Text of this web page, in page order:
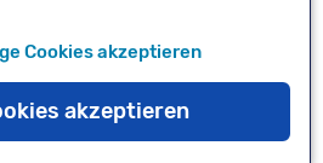
Vielseitig,
Cookies akzeptieren
akzeptieren